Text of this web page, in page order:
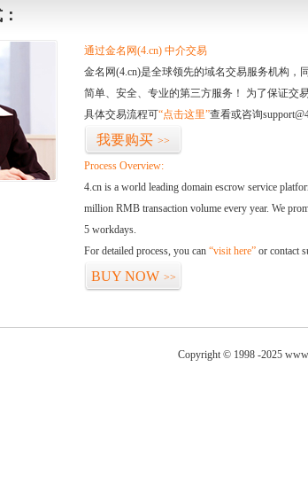
通过金名网(4.cn) 中介交易
金名网(4.cn)是全球领先的域名交易服务机构，
简单、安全、专业的第三方服务！ 为了保证交
具体交易流程可“点击这里”查看或咨询
我要购买 >>
Process Overview:
4.cn is a world leading domain escrow service
million RMB transaction volume every year. We
5 workdays.
For detailed process, you can “visit here” or contact
BUY NOW >>
Copyright © 1998 -2025